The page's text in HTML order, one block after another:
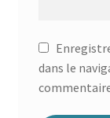
dans le